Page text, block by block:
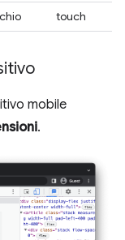
touch
mobile
.